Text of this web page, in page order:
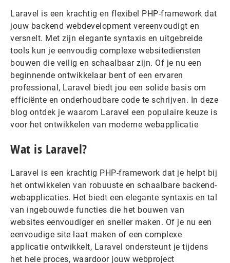
Laravel is een krachtig en flexibel PHP-framework dat
jouw backend webdevelopment vereenvoudigt en
versnelt. Met zijn elegante syntaxis en uitgebreide
tools kun je eenvoudig complexe websitediensten
bouwen die veilig en schaalbaar zijn. Of je nu een
beginnende ontwikkelaar bent of een ervaren
professional, Laravel biedt jou een solide basis om
efficiënte en onderhoudbare code te schrijven. In deze
blog ontdek je waarom Laravel een populaire keuze is
voor het ontwikkelen van moderne webapplicatie
Wat is Laravel?
Laravel is een krachtig PHP-framework dat je helpt bij
het ontwikkelen van robuuste en schaalbare backend-
webapplicaties. Het biedt een elegante syntaxis en tal
van ingebouwde functies die het bouwen van
websites eenvoudiger en sneller maken. Of je nu een
eenvoudige site laat maken of een complexe
applicatie ontwikkelt, Laravel ondersteunt je tijdens
het hele proces, waardoor jouw webproject